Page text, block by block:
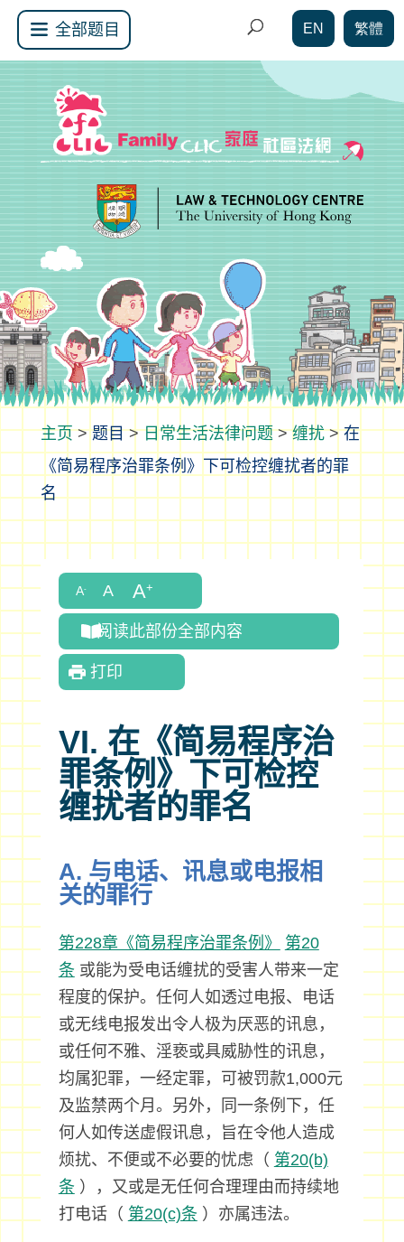
全部题目 EN 繁體
>题目>日常生活法律问题>缠扰>在
《简易程序治罪条例》下可检控缠扰者的罪
名
阅读此部份全部内容
打印
VI. 在《简易程序治
罪条例》下可检控
缠扰者的罪名
A. 与电话、讯息或电报相
关的罪行
第228章《简易程序治罪条例》
第20
条或能为受电话缠扰的受害人带来一定
程度的保护。任何人如透过电报、电话
或无线电报发出令人极为厌恶的讯息，
或任何不雅、淫亵或具威胁性的讯息，
均属犯罪，一经定罪，可被罚款1,000元
及监禁两个月。另外，同一条例下，任
何人如传送虚假讯息，旨在令他人造成
烦扰、不便或不必要的忧虑（ 第20(b)
条），又或是无任何合理理由而持续地
打电话（ 第20(c)条）亦属违法。